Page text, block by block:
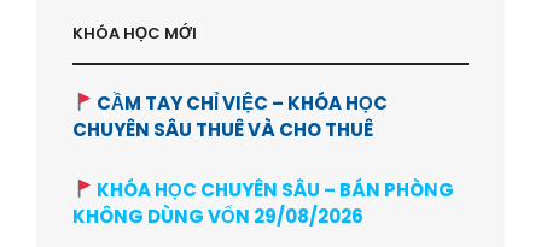
KHÓA HỌC MỚI
CẦM TAY CHỈ VIỆC – KHÓA HỌC
CHUYÊN SÂU THUÊ VÀ CHO THUÊ
KHÓA HỌC CHUYÊN SÂU – BÁN PHÒNG
KHÔNG DÙNG VỐN 29/08/2026